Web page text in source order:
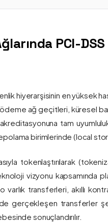
PCI-
hiyerarşisinin en yüksek
ağ geçitleri, küresel
tam
birimlerinde (local
tokenlaştırılarak
vizyonu
transferleri, akıllı
gerçekleşen transferler
sonuçlandırılır.